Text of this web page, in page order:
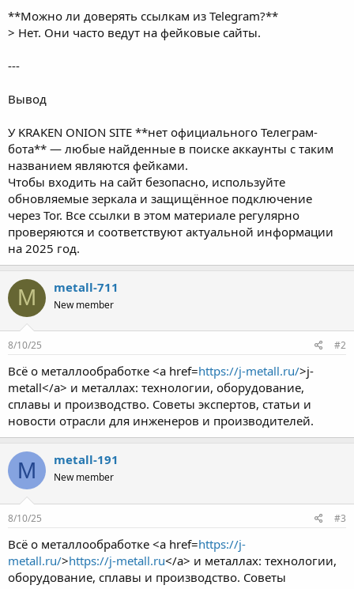
**Можно ли доверять ссылкам из Telegram?**
> Нет. Они часто ведут на фейковые сайты.
---
Вывод
У KRAKEN ONION SITE **нет официального Телеграм-
бота** — любые найденные в поиске аккаунты с таким
названием являются фейками.
Чтобы входить на сайт безопасно, используйте
обновляемые зеркала и защищённое подключение
через Tor. Все ссылки в этом материале регулярно
проверяются и соответствуют актуальной информации
на 2025 год.
M metall-711
New member
8/10/25 #2
Всё о металлообработке <a href=https://j-metall.ru/>j-
metall</a> и металлах: технологии, оборудование,
сплавы и производство. Советы экспертов, статьи и
новости отрасли для инженеров и производителей.
M metall-191
New member
8/10/25 #3
Всё о металлообработке <a href=https://j-
metall.ru/>https://j-metall.ru</a> и металлах: технологии,
оборудование, сплавы и производство. Советы